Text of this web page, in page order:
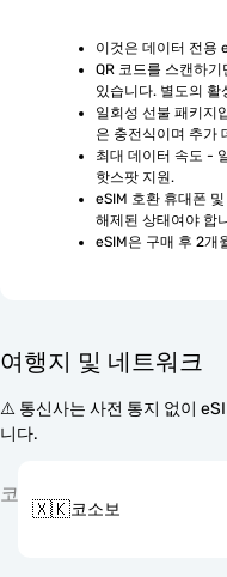
이것은 데이터 전용
QR 코드를 스캔하
있습니다. 별도의
일회성 선불 패키지
은 충전식이며 추가
최대 데이터 속도 -
핫스팟 지원.
eSIM 호환 휴대폰
해제된 상태여야 합
eSIM은 구매 후 2개
여행지 및 네트워크
⚠️ 통신사는 사전 통지 없이
니다.
코
🇽🇰코소보